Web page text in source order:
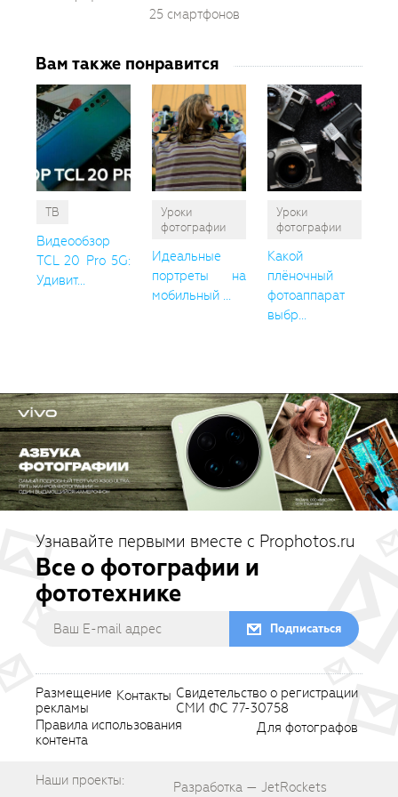
25 смартфонов
Вам также понравится
ТВ
Видеообзор
TCL 20 Pro 5G:
Удивит...
Уроки
фотографии
Идеальные
портреты на
мобильный ...
Уроки
фотографии
Какой
плёночный
фотоаппарат
выбр...
Узнавайте первыми вместе с Prophotos.ru
Все о фотографии и
фототехнике
Подписаться
Размещение
рекламы
Контакты Свидетельство о регистрации
СМИ ФС 77-30758
Правила использования
контента
Для фотографов
Наши проекты: Разработка — JetRockets